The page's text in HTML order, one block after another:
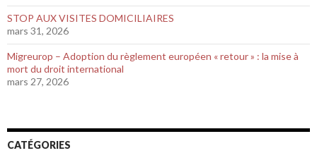
STOP AUX VISITES DOMICILIAIRES
mars 31, 2026
Migreurop – Adoption du règlement européen « retour » : la mise à
mort du droit international
mars 27, 2026
CATÉGORIES